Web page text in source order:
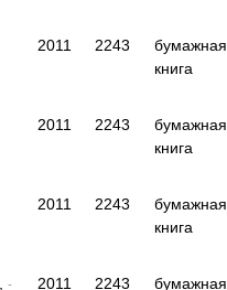
2011 2243
бумажная
книга
2011 2243
бумажная
книга
2011 2243
бумажная
книга
- 2011 2243
бумажная